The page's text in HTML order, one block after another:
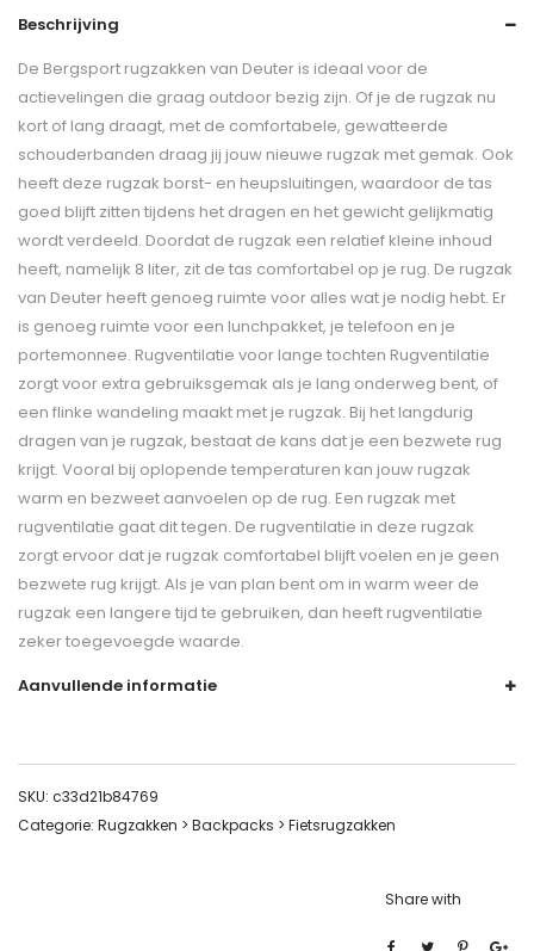
Beschrijving
De Bergsport rugzakken van Deuter is ideaal voor de
actievelingen die graag outdoor bezig zijn. Of je de rugzak nu
kort of lang draagt, met de comfortabele, gewatteerde
schouderbanden draag jij jouw nieuwe rugzak met gemak. Ook
heeft deze rugzak borst- en heupsluitingen, waardoor de tas
goed blijft zitten tijdens het dragen en het gewicht gelijkmatig
wordt verdeeld. Doordat de rugzak een relatief kleine inhoud
heeft, namelijk 8 liter, zit de tas comfortabel op je rug. De rugzak
van Deuter heeft genoeg ruimte voor alles wat je nodig hebt. Er
is genoeg ruimte voor een lunchpakket, je telefoon en je
portemonnee. Rugventilatie voor lange tochten Rugventilatie
zorgt voor extra gebruiksgemak als je lang onderweg bent, of
een flinke wandeling maakt met je rugzak. Bij het langdurig
dragen van je rugzak, bestaat de kans dat je een bezwete rug
krijgt. Vooral bij oplopende temperaturen kan jouw rugzak
warm en bezweet aanvoelen op de rug. Een rugzak met
rugventilatie gaat dit tegen. De rugventilatie in deze rugzak
zorgt ervoor dat je rugzak comfortabel blijft voelen en je geen
bezwete rug krijgt. Als je van plan bent om in warm weer de
rugzak een langere tijd te gebruiken, dan heeft rugventilatie
zeker toegevoegde waarde.
Aanvullende informatie
SKU: c33d21b84769
Categorie: Rugzakken > Backpacks > Fietsrugzakken
Share with